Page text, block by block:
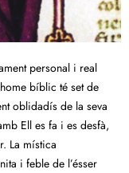
personal i real
bíblic té set de
oblidadís de la seva
Ell es fa i es desfà,
La mística
i feble de l’ésser